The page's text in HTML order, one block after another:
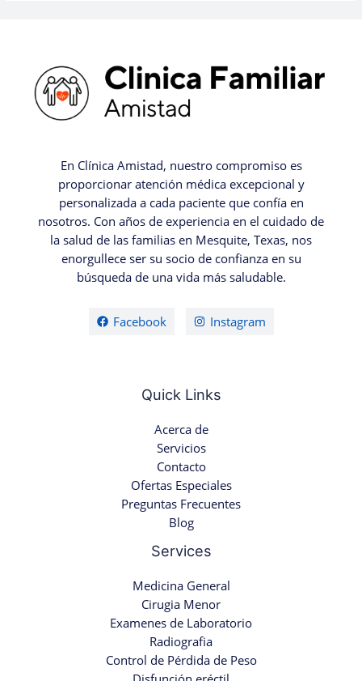
En Clínica Amistad, nuestro compromiso es
proporcionar atención médica excepcional y
personalizada a cada paciente que confía en
nosotros. Con años de experiencia en el cuidado de
la salud de las familias en Mesquite, Texas, nos
enorgullece ser su socio de confianza en su
búsqueda de una vida más saludable.
Facebook Instagram
Quick Links
Acerca de
Servicios
Contacto
Ofertas Especiales
Preguntas Frecuentes
Blog
Services
Medicina General
Cirugia Menor
Examenes de Laboratorio
Radiografia
Control de Pérdida de Peso